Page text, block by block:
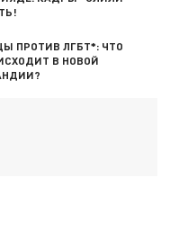
ПРОТИВ ЛГБТ*: ЧТО
В НОВОЙ